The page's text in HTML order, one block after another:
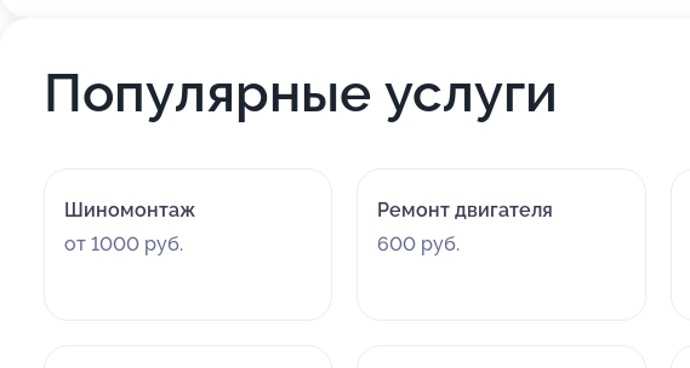
Популярные услуги
Шиномонтаж
от 1000 руб.
Ремонт двигателя
600 руб.